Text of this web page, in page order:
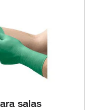
salas